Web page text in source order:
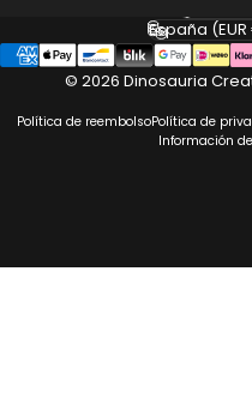
© 2026 Dinosauria
Política de reembolsoPolítica de
Información
Idioma
País/región